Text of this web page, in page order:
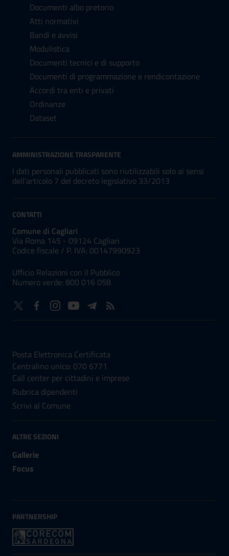
Documenti albo pretorio
Atti normativi
Bandi e avvisi
Modulistica
Documenti tecnici e di supporto
Documenti di programmazione e rendicontazione
Accordi tra enti e privati
Ordinanze
Dataset
AMMINISTRAZIONE TRASPARENTE
I dati personali pubblicati sono riutilizzabili solo ai sensi
dell'articolo 7 del decreto legislativo 33/2013
CONTATTI
Comune di Cagliari
Via Roma 145 - 09124 Cagliari
Codice fiscale / P. IVA: 00147990923
Ufficio Relazioni con il Pubblico
Numero verde: 800 016 058
Posta Elettronica Certificata
Centralino unico: 070 6771
Call center per cittadini e imprese
Rubrica dipendenti
Scrivi al Comune
ALTRE SEZIONI
Gallerie
Focus
PARTNERSHIP